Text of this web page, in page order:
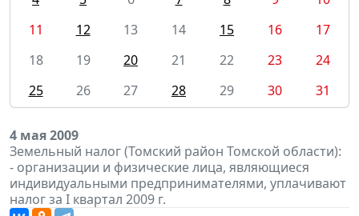
11
12 13 14 15 16
17
18
19 20 21 22 23
24
25
26 27 28 29 30 31
4 мая 2009
Земельный налог (Томский район Томской области):
- организации и физические лица, являющиеся
индивидуальными предпринимателями, уплачивают
налог за I квартал 2009 г.